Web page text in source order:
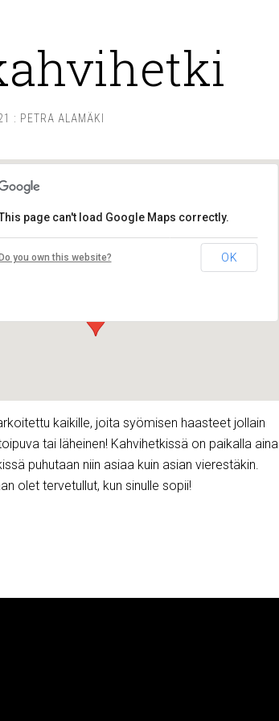
: PETRA ALAMÄKI
Lounais-Suomen – SYLI ry
Maariankatu 8 D 104 - Turku
page can't load Google Maps correctly.
Do you own this website? OK
kaikille, joita syömisen haasteet jollain
tai läheinen! Kahvihetkissä on paikalla aina
puhutaan niin asiaa kuin asian vierestäkin.
olet tervetullut, kun sinulle sopii!